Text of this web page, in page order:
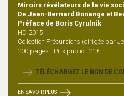
Miroirs révélateurs de la vie
De Jean-Bernard Bonange et
Préface de Boris Cyrulnik
HD 2015
Collection Précursions (dirigée par
200 pages - Prix public : 21€
TÉLÉCHARGEZ LE BON DE
EN SAVOIR PLUS